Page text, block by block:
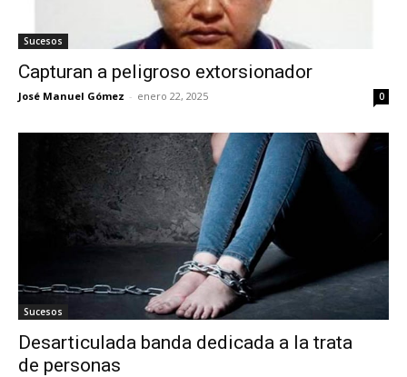
Sucesos
Capturan a peligroso extorsionador
José Manuel Gómez - enero 22, 2025 0
Sucesos
Desarticulada banda dedicada a la trata
de personas